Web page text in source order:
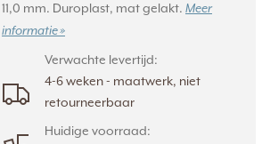
11,0 mm. Duroplast, mat gelakt. Meer
informatie »
Verwachte levertijd:
4-6 weken - maatwerk, niet
retourneerbaar
Huidige voorraad: